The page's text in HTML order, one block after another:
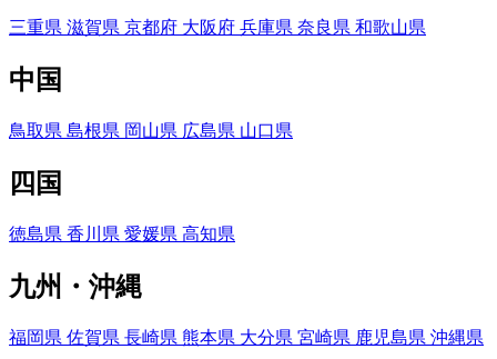
三重県 滋賀県 京都府 大阪府 兵庫県 奈良県 和歌山県
中国
鳥取県 島根県 岡山県 広島県 山口県
四国
徳島県 香川県 愛媛県 高知県
九州・沖縄
福岡県 佐賀県 長崎県 熊本県 大分県 宮崎県 鹿児島県 沖縄県